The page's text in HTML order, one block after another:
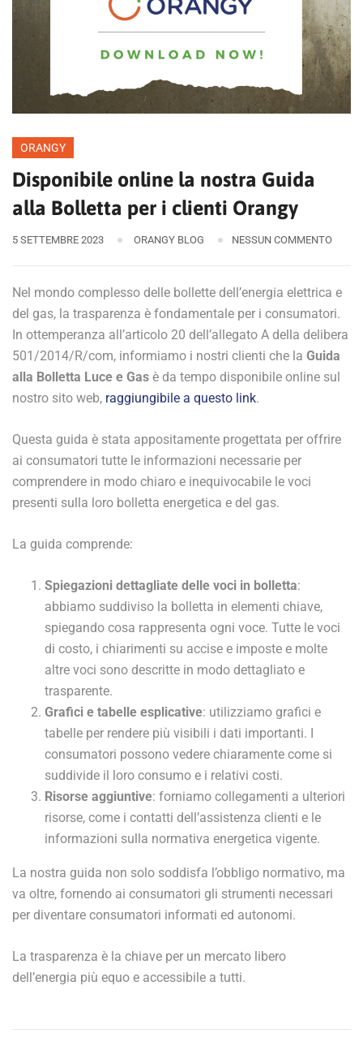
ORANGY
Disponibile online la nostra Guida
alla Bolletta per i clienti Orangy
5 SETTEMBRE 2023 ORANGY BLOG NESSUN COMMENTO
Nel mondo complesso delle bollette dell’energia elettrica e
del gas, la trasparenza è fondamentale per i consumatori.
In ottemperanza all’articolo 20 dell’allegato A della delibera
501/2014/R/com, informiamo i nostri clienti che la Guida
alla Bolletta Luce e Gas è da tempo disponibile online sul
nostro sito web, raggiungibile a questo link.
Questa guida è stata appositamente progettata per offrire
ai consumatori tutte le informazioni necessarie per
comprendere in modo chiaro e inequivocabile le voci
presenti sulla loro bolletta energetica e del gas.
La guida comprende:
Spiegazioni dettagliate delle voci in bolletta:
abbiamo suddiviso la bolletta in elementi chiave,
spiegando cosa rappresenta ogni voce. Tutte le voci
di costo, i chiarimenti su accise e imposte e molte
altre voci sono descritte in modo dettagliato e
trasparente.
Grafici e tabelle esplicative: utilizziamo grafici e
tabelle per rendere più visibili i dati importanti. I
consumatori possono vedere chiaramente come si
suddivide il loro consumo e i relativi costi.
Risorse aggiuntive: forniamo collegamenti a ulteriori
risorse, come i contatti dell’assistenza clienti e le
informazioni sulla normativa energetica vigente.
La nostra guida non solo soddisfa l’obbligo normativo, ma
va oltre, fornendo ai consumatori gli strumenti necessari
per diventare consumatori informati ed autonomi.
La trasparenza è la chiave per un mercato libero
dell’energia più equo e accessibile a tutti.